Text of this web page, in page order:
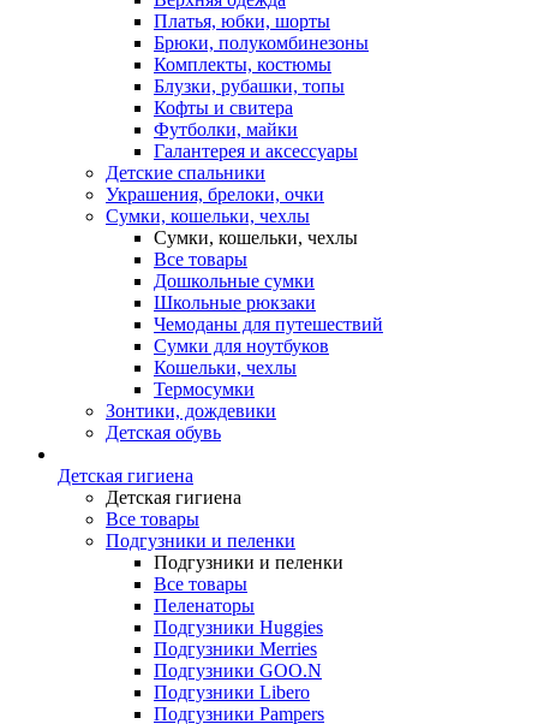
Платья, юбки, шорты
Брюки, полукомбинезоны
Комплекты, костюмы
Блузки, рубашки, топы
Кофты и свитера
Футболки, майки
Галантерея и аксессуары
Детские спальники
Украшения, брелоки, очки
Сумки, кошельки, чехлы
Сумки, кошельки, чехлы
Все товары
Дошкольные сумки
Школьные рюкзаки
Чемоданы для путешествий
Сумки для ноутбуков
Кошельки, чехлы
Термосумки
Зонтики, дождевики
Детская обувь
Детская гигиена
Детская гигиена
Все товары
Подгузники и пеленки
Подгузники и пеленки
Все товары
Пеленаторы
Подгузники Huggies
Подгузники Merries
Подгузники GOO.N
Подгузники Libero
Подгузники Pampers